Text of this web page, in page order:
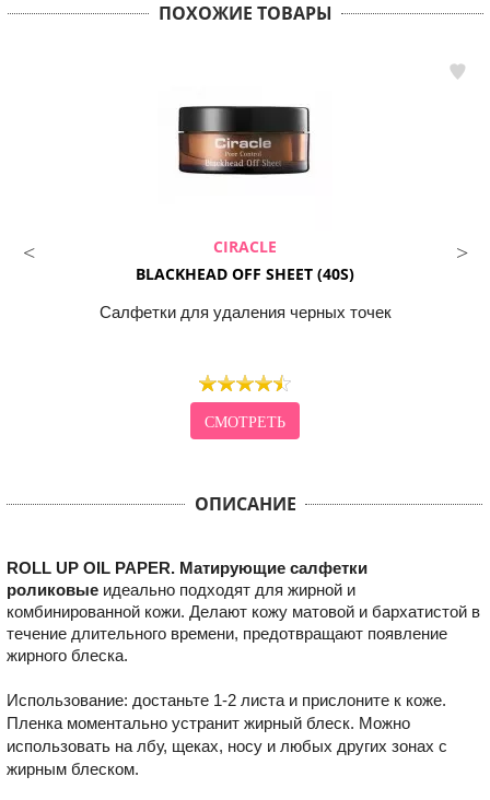
ПОХОЖИЕ ТОВАРЫ
CIRACLE
BLACKHEAD OFF SHEET (40S)
Салфетки для удаления черных точек
СМОТРЕТЬ
ОПИСАНИЕ
ROLL UP OIL PAPER. Матирующие салфетки
роликовые идеально подходят для жирной и
комбинированной кожи. Делают кожу матовой и бархатистой в
течение длительного времени, предотвращают появление
жирного блеска.
Использование: достаньте 1-2 листа и прислоните к коже.
Пленка моментально устранит жирный блеск. Можно
использовать на лбу, щеках, носу и любых других зонах с
жирным блеском.